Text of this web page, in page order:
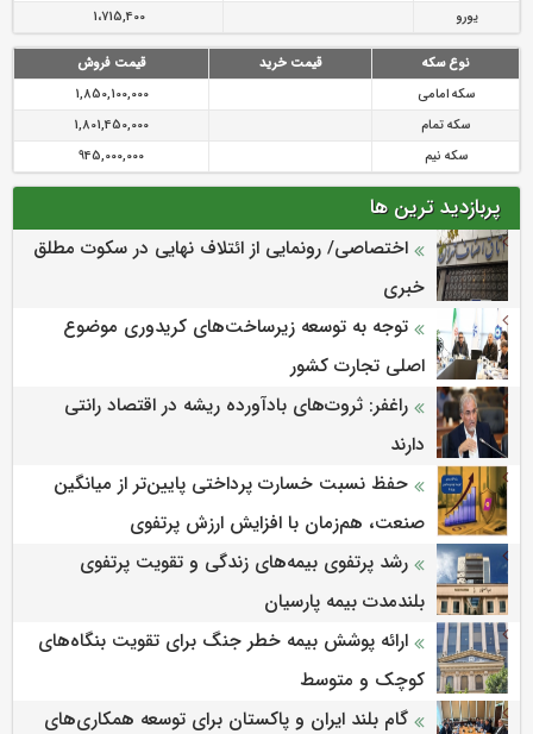
یورو
1،715,400
نوع سکه قیمت خرید
قیمت فروش
سکه امامی
1,850,100,000
سکه تمام
1,801,450,000
سکه نیم
945,000,000
پربازدید ترین ها
اختصاصی/ رونمایی از ائتلاف‌ نهایی در سکوت مطلق
خبری
توجه به توسعه زیرساخت‌های کریدوری موضوع
اصلی تجارت کشور
راغفر: ثروت‌های بادآورده ریشه در اقتصاد رانتی
دارند
حفظ نسبت خسارت پرداختی پایین‌تر از میانگین
صنعت، هم‌زمان با افزایش ارزش پرتفوی
رشد پرتفوی بیمه‌های زندگی و تقویت پرتفوی
بلندمدت بیمه پارسیان
ارائه پوشش بیمه خطر جنگ برای تقویت بنگاه‌های
کوچک و متوسط
گام بلند ایران و پاکستان برای توسعه همکاری‌های